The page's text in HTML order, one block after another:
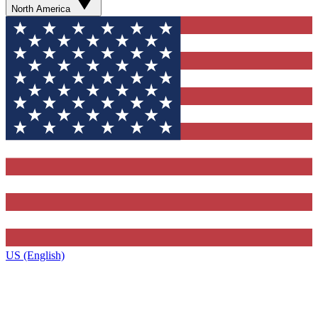
North America
US (English)